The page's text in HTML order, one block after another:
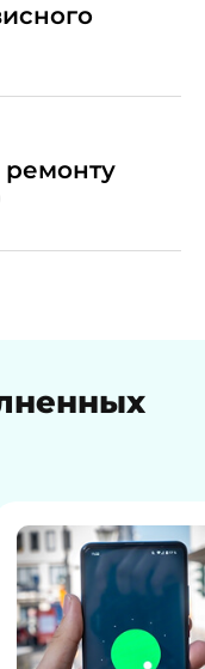
ремонту